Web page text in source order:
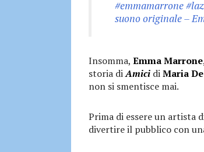
#emmamarrone
suono originale –
Insomma, Emma
storia diAmici diMaria
non si smentisce mai.
Prima di essere un artista
divertire il pubblico con